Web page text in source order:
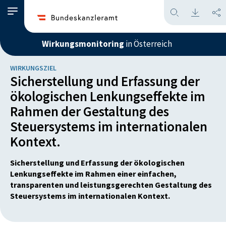
Wirkungsmonitoring in Österreich
WIRKUNGSZIEL
Sicherstellung und Erfassung der
ökologischen Lenkungseffekte im
Rahmen der Gestaltung des
Steuersystems im internationalen
Kontext.
Sicherstellung und Erfassung der ökologischen
Lenkungseffekte im Rahmen einer einfachen,
transparenten und leistungsgerechten Gestaltung des
Steuersystems im internationalen Kontext.